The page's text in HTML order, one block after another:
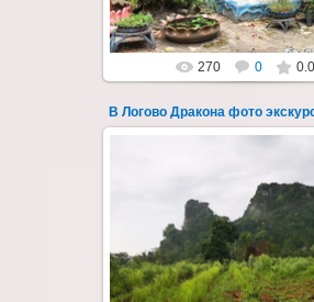
270 0 0.0
30.08.2022
"В Логово Дракона"
мистический приключенческий
Паттайи на целый день -
Всего лишь в ...
Thai-Online